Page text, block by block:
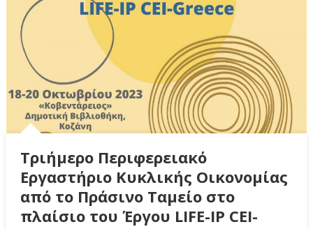
Τριήμερο Περιφερειακό
Εργαστήριο Κυκλικής Οικονομίας
από το Πράσινο Ταμείο στο
πλαίσιο του Έργου LIFE-IP CEI-